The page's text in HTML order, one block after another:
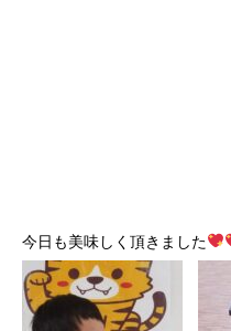
今日も美味しく頂きました